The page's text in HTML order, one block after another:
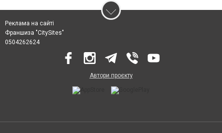
Реклама на сайті
Франшиза "CitySites"
0504262624
Автори проєкту